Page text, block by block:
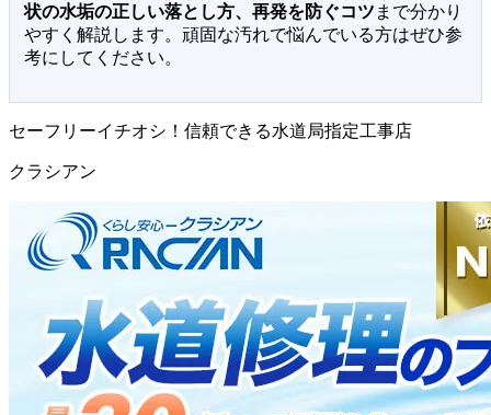
状の水垢の正しい落とし方、再発を防ぐコツ まで分かり
やすく解説します。頑固な汚れで悩んでいる方はぜひ参
考にしてください。
セーフリーイチオシ！信頼できる水道局指定工事店
クラシアン